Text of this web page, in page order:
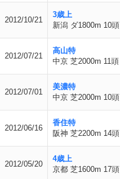
2012/10/21
3歳上
新潟 ダ1800m 10頭
2012/07/21
高山特
中京 芝2000m 11頭
2012/07/01
美濃特
中京 芝2000m 10頭
2012/06/16
香住特
阪神 芝2200m 14頭
2012/05/20
4歳上
京都 芝1600m 17頭